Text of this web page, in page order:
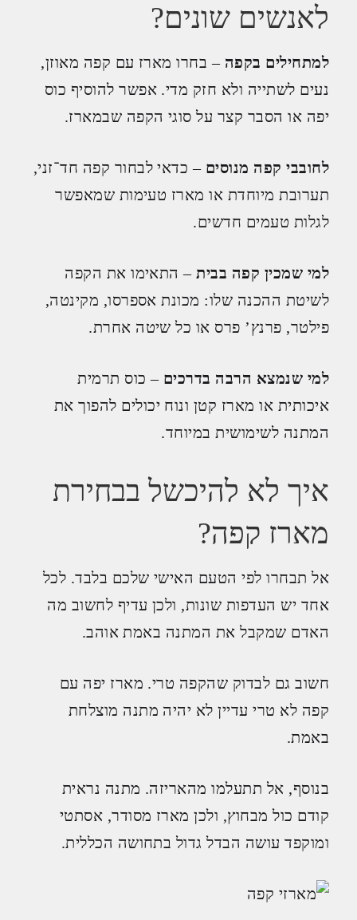
לאנשים שונים?
למתחילים בקפה– בחרו מארז עם קפה מאוזן,
נעים לשתייה ולא חזק מדי. אפשר להוסיף כוס
יפה או הסבר קצר על סוגי הקפה שבמארז.
לחובבי קפה מנוסים– כדאי לבחור קפה חד־זני,
תערובת מיוחדת או מארז טעימות שמאפשר
לגלות טעמים חדשים.
למי שמכין קפה בבית– התאימו את הקפה
לשיטת ההכנה שלו: מכונת אספרסו, מקינטה,
פילטר, פרנץ’ פרס או כל שיטה אחרת.
למי שנמצא הרבה בדרכים– כוס תרמית
איכותית או מארז קטן ונוח יכולים להפוך את
המתנה לשימושית במיוחד.
איך לא להיכשל בבחירת
מארז קפה?
אל תבחרו לפי הטעם האישי שלכם בלבד. לכל
אחד יש העדפות שונות, ולכן עדיף לחשוב מה
האדם שמקבל את המתנה באמת אוהב.
חשוב גם לבדוק שהקפה טרי. מארז יפה עם
קפה לא טרי עדיין לא יהיה מתנה מוצלחת
באמת.
בנוסף, אל תתעלמו מהאריזה. מתנה נראית
קודם כול מבחוץ, ולכן מארז מסודר, אסתטי
ומוקפד עושה הבדל גדול בתחושה הכללית.